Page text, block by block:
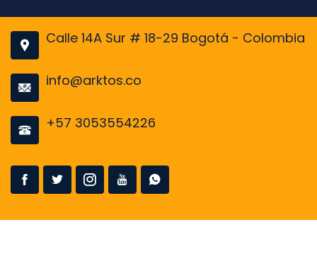
Calle 14A Sur # 18-29 Bogotá - Colombia
info@arktos.co
+57 3053554226